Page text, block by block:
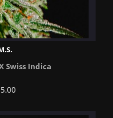
Swiss Indica